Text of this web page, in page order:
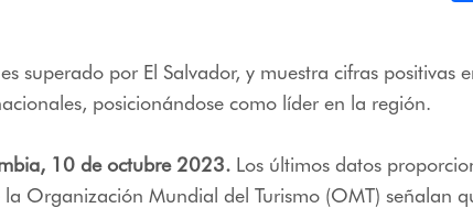
superado por El Salvador, y muestra cifras positivas
posicionándose como líder en la región.
10 de octubre 2023. Los últimos datos
Organización Mundial del Turismo (OMT) señalan